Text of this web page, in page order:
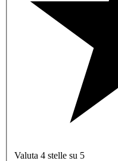
Valuta 4 stelle su 5